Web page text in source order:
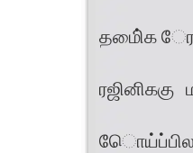
தமிை்க
ரஜினிககு